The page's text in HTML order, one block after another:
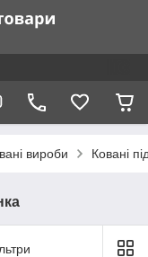
вироби Ковані